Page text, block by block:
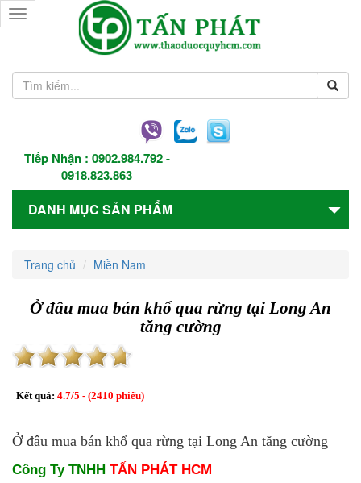
Tiếp Nhận : 0902.984.792-
0918.823.863
Toggle
navigation
DANH MỤC SẢN PHẨM
Trang chủ Miền Nam
Ở đâu mua bán khổ qua rừng tại Long An
tăng cường
Kết quả: 4.7/5 - (2410 phiếu)
Ở đâu mua bán khổ qua rừng tại Long An tăng cường
Công Ty TNHH TẤN PHÁT HCM